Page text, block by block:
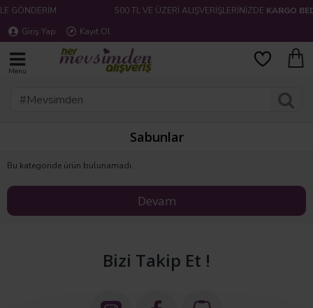
GÖNDERİM 500 TL VE ÜZERİ ALIŞVERİŞLERİNİZDEKARGO
Giriş Yap
Kayıt Ol
Sabunlar
Bu kategoride ürün bulunamadı.
Devam
Bizi Takip Et !